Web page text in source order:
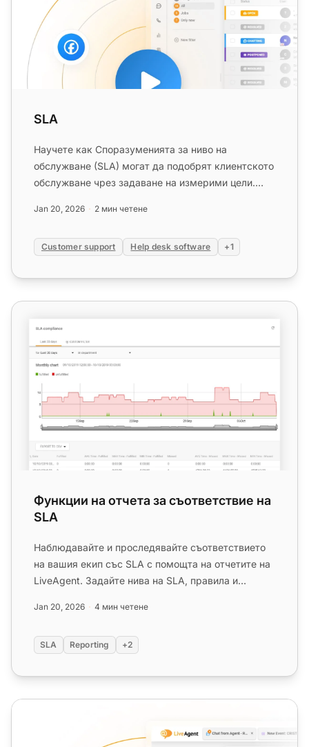
SLA
Научете как Споразуменията за ниво на
обслужване (SLA) могат да подобрят клиентското
обслужване чрез задаване на измерими цели.
Jan 20, 2026 2 мин четене
Customer support Help desk software +1
Функции на отчета за съответствие на SLA
Функции на отчета за съответствие на
SLA
Наблюдавайте и проследявайте съответствието
на вашия екип със SLA с помощта на отчетите на
LiveAgent. Задайте нива на SLA, правила и
Jan 20, 2026 4 мин четене
SLA Reporting +2
Работно време